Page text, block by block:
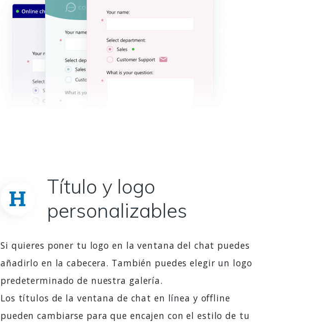
Título y logo
personalizables
Si quieres poner tu logo en la ventana del chat puedes
añadirlo en la cabecera. También puedes elegir un logo
predeterminado de nuestra galería.
Los títulos de la ventana de chat en línea y offline
pueden cambiarse para que encajen con el estilo de tu